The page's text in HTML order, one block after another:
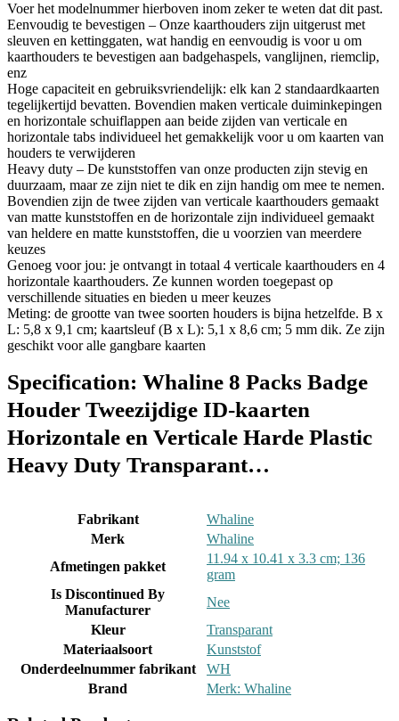
Voer het modelnummer hierboven inom zeker te weten dat dit past.
Eenvoudig te bevestigen – Onze kaarthouders zijn uitgerust met
sleuven en kettinggaten, wat handig en eenvoudig is voor u om
kaarthouders te bevestigen aan badgehaspels, vanglijnen, riemclip,
enz
Hoge capaciteit en gebruiksvriendelijk: elk kan 2 standaardkaarten
tegelijkertijd bevatten. Bovendien maken verticale duiminkepingen
en horizontale schuiflappen aan beide zijden van verticale en
horizontale tabs individueel het gemakkelijk voor u om kaarten van
houders te verwijderen
Heavy duty – De kunststoffen van onze producten zijn stevig en
duurzaam, maar ze zijn niet te dik en zijn handig om mee te nemen.
Bovendien zijn de twee zijden van verticale kaarthouders gemaakt
van matte kunststoffen en de horizontale zijn individueel gemaakt
van heldere en matte kunststoffen, die u voorzien van meerdere
keuzes
Genoeg voor jou: je ontvangt in totaal 4 verticale kaarthouders en 4
horizontale kaarthouders. Ze kunnen worden toegepast op
verschillende situaties en bieden u meer keuzes
Meting: de grootte van twee soorten houders is bijna hetzelfde. B x
L: 5,8 x 9,1 cm; kaartsleuf (B x L): 5,1 x 8,6 cm; 5 mm dik. Ze zijn
geschikt voor alle gangbare kaarten
Specification: Whaline 8 Packs Badge
Houder Tweezijdige ID-kaarten
Horizontale en Verticale Harde Plastic
Heavy Duty Transparant…
Fabrikant
‎Whaline
Merk
‎Whaline
Afmetingen pakket
‎11.94 x 10.41 x 3.3 cm; 136
gram
Is Discontinued By
Manufacturer
‎Nee
Kleur
‎Transparant
Materiaalsoort
‎Kunststof
Onderdeelnummer fabrikant
‎WH
Brand
Merk: Whaline